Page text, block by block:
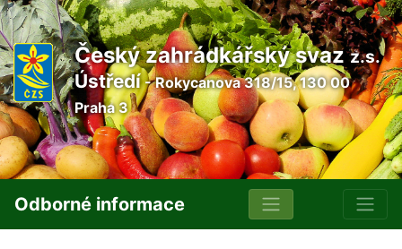
Český zahrádkářský svazz.s.
Ústředí- Rokycanova 318/15, 130 00
Praha 3
Odborné informace